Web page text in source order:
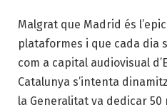
Malgrat que Madrid és
plataformes i que cada dia
com a capital audiovisual
Catalunya s’intenta
la Generalitat va dedicar 50